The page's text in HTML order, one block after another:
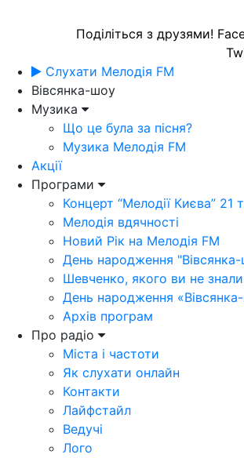
Поділіться з друзями!
Слухати Мелодія FM
Вівсянка-шоу
Музика
Що це була за пісня?
Музика Мелодія FM
Акції
Програми
Концерт “Мелодії Києва” 21
Мелодія вдячності
Новий Рік на Мелодія FM
День народження
Шевченко, якого ви не знали
День народження
Архів програм
Про радіо
Міста і частоти
Як слухати онлайн
Контакти
Лайфстайл
Ведучі
Лого